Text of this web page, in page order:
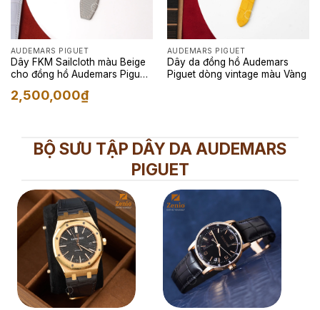
AUDEMARS PIGUET
Dây FKM Sailcloth màu Beige
cho đồng hồ Audemars Piguet
2,500,000₫
AUDEMARS PIGUET
Dây da đồng hồ Audemars
Piguet dòng vintage màu Vàng
BỘ SƯU TẬP DÂY DA AUDEMARS
PIGUET